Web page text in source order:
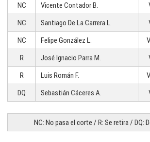
NC
Vicente Contador B.
NC
Santiago De La Carrera L.
NC
Felipe González L.
R
José Ignacio Parra M.
R
Luis Román F.
DQ
Sebastián Cáceres A.
NC: No pasa el corte / R: Se retira / DQ: